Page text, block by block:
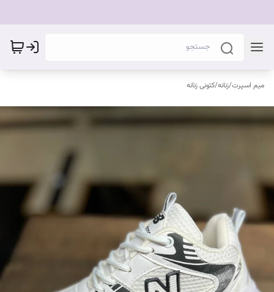
میم اسپرت/زنانه/کتونی زنانه